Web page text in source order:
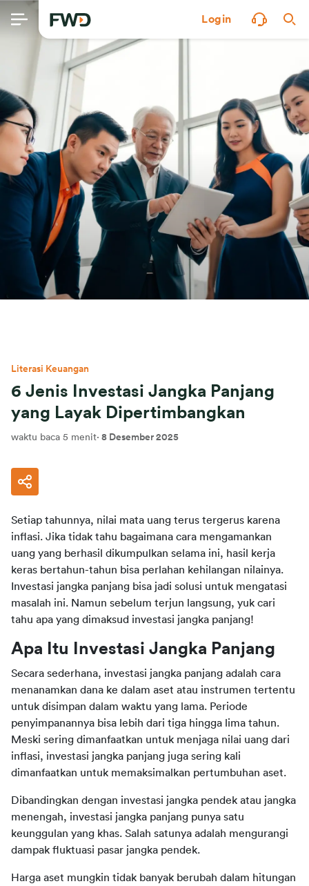
Login
Literasi Keuangan
6 Jenis Investasi Jangka Panjang
yang Layak Dipertimbangkan
waktu baca 5 menit· 8 Desember 2025
Setiap tahunnya, nilai mata uang terus tergerus karena
inflasi. Jika tidak tahu bagaimana cara mengamankan
uang yang berhasil dikumpulkan selama ini, hasil kerja
keras bertahun-tahun bisa perlahan kehilangan nilainya.
Investasi jangka panjang bisa jadi solusi untuk mengatasi
masalah ini. Namun sebelum terjun langsung, yuk cari
tahu apa yang dimaksud investasi jangka panjang!
Apa Itu Investasi Jangka Panjang
Secara sederhana, investasi jangka panjang adalah cara
menanamkan dana ke dalam aset atau instrumen tertentu
untuk disimpan dalam waktu yang lama. Periode
penyimpanannya bisa lebih dari tiga hingga lima tahun.
Meski sering dimanfaatkan untuk menjaga nilai uang dari
inflasi, investasi jangka panjang juga sering kali
dimanfaatkan untuk memaksimalkan pertumbuhan aset.
Dibandingkan dengan investasi jangka pendek atau jangka
menengah, investasi jangka panjang punya satu
keunggulan yang khas. Salah satunya adalah mengurangi
dampak fluktuasi pasar jangka pendek.
Harga aset mungkin tidak banyak berubah dalam hitungan